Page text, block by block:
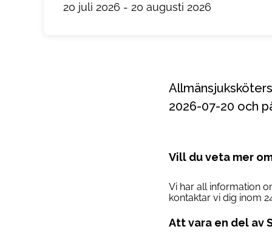
20 juli 2026 - 20 augusti 2026
Allmänsjuksköterska till ett uppdrag i Hudiksvall, Gävleborg. Uppdraget startar
2026-07-20 och
Vill du veta mer
Vi har all information
kontaktar vi dig inom
Att vara en del av